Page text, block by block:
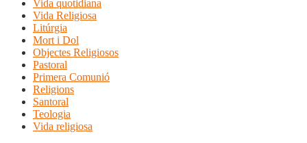
Vida quotidiana
Vida Religiosa
Litúrgia
Mort i Dol
Objectes Religiosos
Pastoral
Primera Comunió
Religions
Santoral
Teologia
Vida religiosa